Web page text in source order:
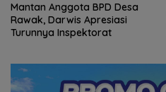
Mantan Anggota BPD Desa
Rawak, Darwis Apresiasi
Turunnya Inspektorat